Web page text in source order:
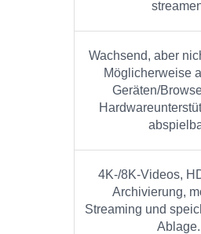
Wachsend, aber
Möglicherweise
Geräten/
4K-/8K‑Videos,
Archivierung,
Streaming und
Ablage.